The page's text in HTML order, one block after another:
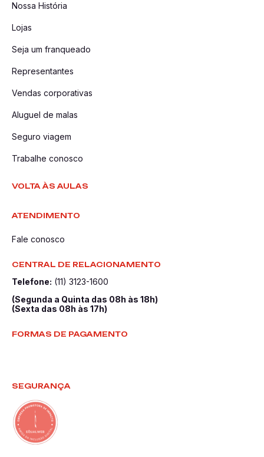
Nossa História
Lojas
Seja um franqueado
Representantes
Vendas corporativas
Aluguel de malas
Seguro viagem
Trabalhe conosco
VOLTA ÀS AULAS
ATENDIMENTO
Fale conosco
CENTRAL DE RELACIONAMENTO
Telefone: (11) 3123-1600
(Segunda a Quinta das 08h às 18h)
(Sexta das 08h às 17h)
FORMAS DE PAGAMENTO
SEGURANÇA